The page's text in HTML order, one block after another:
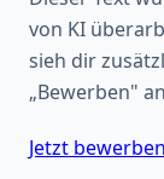
von KI
sieh dir
„Bewerben"
Jetzt bewerben